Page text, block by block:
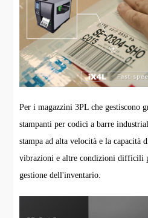
Per i magazzini 3PL che gestiscono
stampanti per codici a barre
stampa ad alta velocità e la capacità
vibrazioni e altre condizioni difficili
gestione dell'inventario.